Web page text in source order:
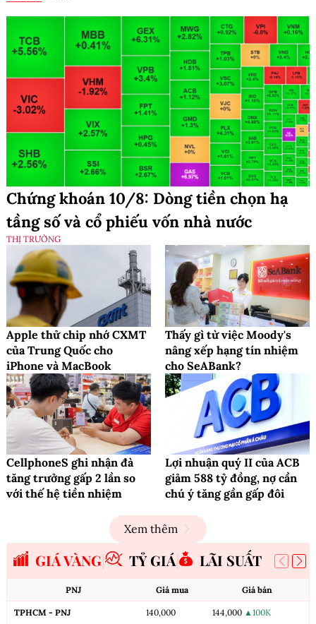
Chứng khoán 10/8: Dòng tiền chọn hạ
tầng số và cổ phiếu vốn nhà nước
THỊ TRƯỜNG
Apple thử chip nhớ CXMT
của Trung Quốc cho
iPhone và MacBook
Thấy gì từ việc Moody's
nâng xếp hạng tín nhiệm
cho SeABank?
CellphoneS ghi nhận đà
tăng trưởng gấp 2 lần so
với thế hệ tiền nhiệm
Lợi nhuận quý II của ACB
giảm 588 tỷ đồng, nợ cần
chú ý tăng gần gấp đôi
Xem thêm
GIÁ VÀNG TỶ GIÁ LÃI SUẤT
PNJ Giá mua Giá bán
TPHCM - PNJ 140,000 144,000 ▲100K